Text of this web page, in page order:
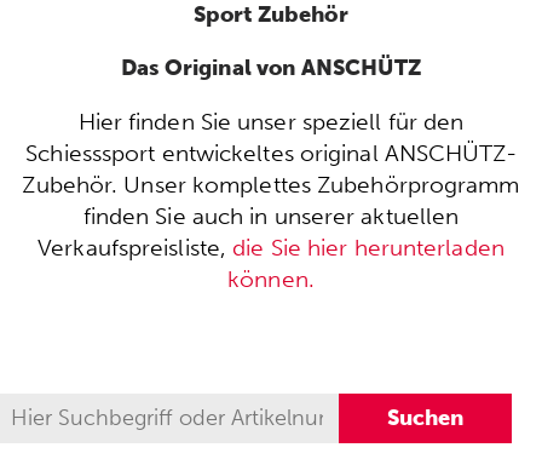
Sport Zubehör
Das Original von ANSCHÜTZ
Hier finden Sie unser speziell für den
Schiesssport entwickeltes original ANSCHÜTZ-
Zubehör. Unser komplettes Zubehörprogramm
finden Sie auch in unserer aktuellen
Verkaufspreisliste, die Sie hier herunterladen
können.